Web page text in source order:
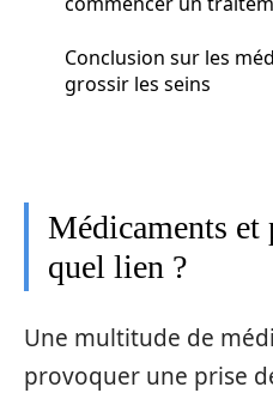
Conclusion sur les
grossir les seins
Médicaments et
quel lien ?
Une multitude de
provoquer une prise